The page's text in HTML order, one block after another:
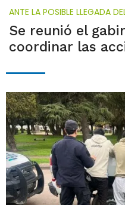
ANTE LA POSIBLE LLEGADA
Se reunió el
coordinar las